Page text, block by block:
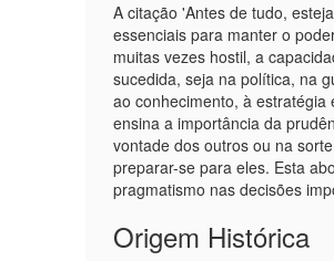
A citação 'Antes de tudo,
essenciais para manter o
muitas vezes hostil, a
sucedida, seja na política, na
ao conhecimento, à
ensina a importância da
vontade dos outros ou na
preparar-se para eles. Esta
pragmatismo nas decisões
Origem Histórica